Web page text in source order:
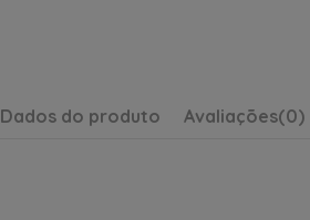
Dados do produto Avaliações(0)